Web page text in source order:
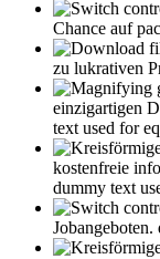
Chance auf
zu lukrativen
einzigartigen
text used for
kostenfreie
dummy text
Jobangeboten.